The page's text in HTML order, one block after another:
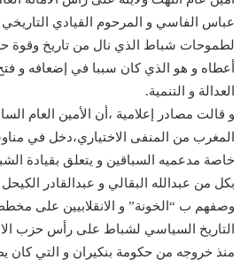
عباس الفاسي و المرحوم القيادي
لطموحات شباط الذي نال من تاريخ وقوة
أعطاه و هو الذي كان سببا في إضعافه و
العدالة و التنمية.
و قالت مصادر إعلامية ،أن الأمين العام
المغرب من المنفى الاختياري،دخل في
خاصة مدعميه السباقين و يتعلق بقيادة
بكل من عبدالله البقالي و عبدالقادر
وصفهم ب “الخونة” و الانقلابيين على
التاريخ السياسي لشباط على رأس حزب
منذ خروجه من حكومة بنكيران و التي كان